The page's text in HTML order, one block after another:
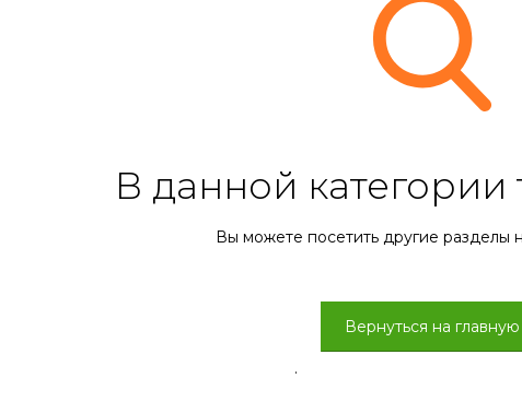
В данной категории
Вы можете посетить другие разделы
Вернуться на главную
.